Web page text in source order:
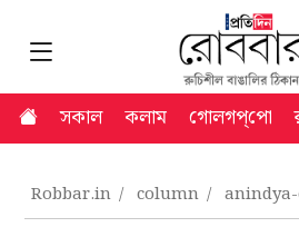
সকাল কলাম গোলগপ্‌পো
Robbar.in column